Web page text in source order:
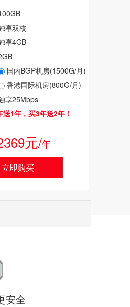
享双核
享4GB
国内BGP机房(1500G/月)
香港国际机房(800G/月)
享25Mbps
1年，买3年送2年！
元/年
立即购买
安全